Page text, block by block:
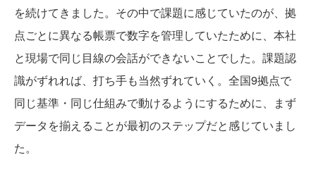
を続けてきました。その中で課題に感じていたのが、拠
点ごとに異なる帳票で数字を管理していたために、本社
と現場で同じ目線の会話ができないことでした。課題認
識がずれれば、打ち手も当然ずれていく。全国9拠点で
同じ基準・同じ仕組みで動けるようにするために、まず
データを揃えることが最初のステップだと感じていまし
た。